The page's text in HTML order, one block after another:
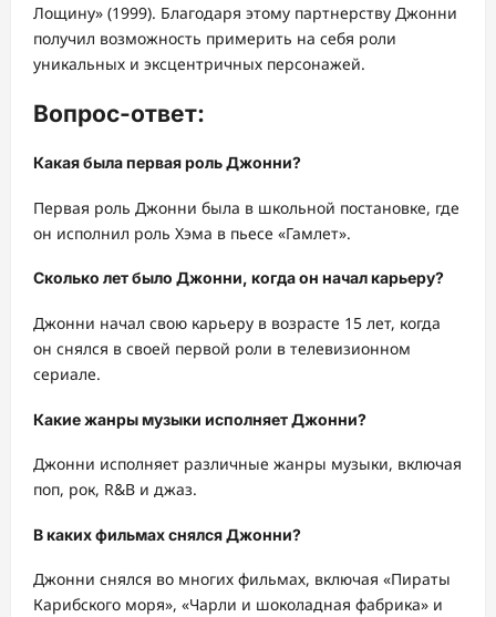
Лощину» (1999). Благодаря этому партнерству Джонни
получил возможность примерить на себя роли
уникальных и эксцентричных персонажей.
Вопрос-ответ:
Какая была первая роль Джонни?
Первая роль Джонни была в школьной постановке, где
он исполнил роль Хэма в пьесе «Гамлет».
Сколько лет было Джонни, когда он начал карьеру?
Джонни начал свою карьеру в возрасте 15 лет, когда
он снялся в своей первой роли в телевизионном
сериале.
Какие жанры музыки исполняет Джонни?
Джонни исполняет различные жанры музыки, включая
поп, рок, R&B и джаз.
В каких фильмах снялся Джонни?
Джонни снялся во многих фильмах, включая «Пираты
Карибского моря», «Чарли и шоколадная фабрика» и